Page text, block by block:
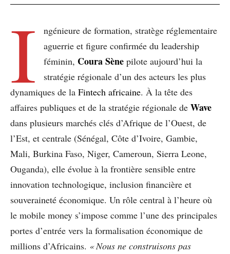
I
ngénieure de formation, stratège réglementaire
aguerrie et figure confirmée du leadership
féminin, Coura Sène pilote aujourd’hui la
stratégie régionale d’un des acteurs les plus
dynamiques de la Fintech africaine. À la tête des
affaires publiques et de la stratégie régionale de Wave
dans plusieurs marchés clés d’Afrique de l’Ouest, de
l’Est, et centrale (Sénégal, Côte d’Ivoire, Gambie,
Mali, Burkina Faso, Niger, Cameroun, Sierra Leone,
Ouganda), elle évolue à la frontière sensible entre
innovation technologique, inclusion financière et
souveraineté économique. Un rôle central à l’heure où
le mobile money s’impose comme l’une des principales
portes d’entrée vers la formalisation économique de
millions d’Africains. « Nous ne construisons pas